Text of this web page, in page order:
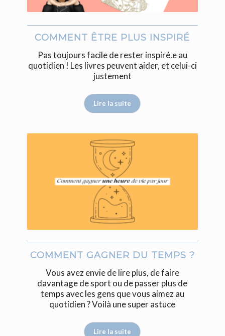
COMMENT ÊTRE PLUS INSPIRÉ
Pas toujours facile de rester inspiré.e au
quotidien ! Les livres peuvent aider, et celui-ci
justement
Lire la suite
COMMENT GAGNER DU TEMPS ?
Vous avez envie de lire plus, de faire
davantage de sport ou de passer plus de
temps avec les gens que vous aimez au
quotidien ? Voilà une super astuce
Lire la suite